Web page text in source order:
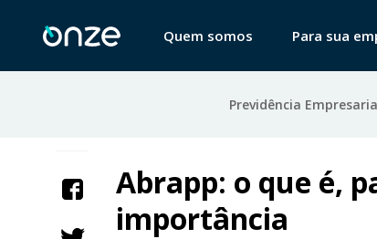
Quem somos Para sua
Previdência
Abrapp: o que é,
importância